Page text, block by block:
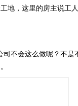
地，这里的房主说工
司不会这么做呢？不